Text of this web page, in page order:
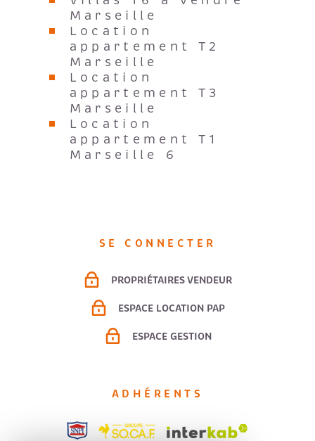
Marseille
Location
appartement T2
Marseille
Location
appartement T3
Marseille
Location
appartement T1
Marseille 6
SE CONNECTER
PROPRIÉTAIRES VENDEUR
ESPACE LOCATION PAP
ESPACE GESTION
ADHÉRENTS